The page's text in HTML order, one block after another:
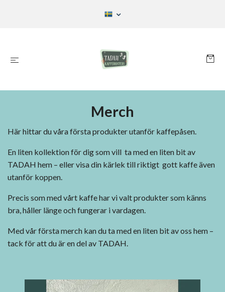
Merch
Här hittar du våra första produkter utanför kaffepåsen.
En liten kollektion för dig som vill ta med en liten bit av
TADAH hem – eller visa din kärlek till riktigt gott kaffe även
utanför koppen.
Precis som med vårt kaffe har vi valt produkter som känns
bra, håller länge och fungerar i vardagen.
Med vår första merch kan du ta med en liten bit av oss hem –
tack för att du är en del av TADAH.